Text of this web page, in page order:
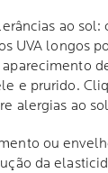
ao sol:
UVA longos
e prurido.
alergias ao
ou
da